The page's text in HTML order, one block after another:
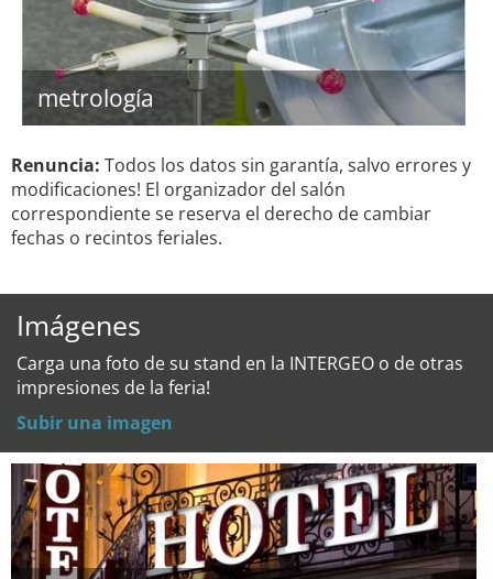
metrología
Renuncia: Todos los datos sin garantía, salvo errores y
modificaciones! El organizador del salón
correspondiente se reserva el derecho de cambiar
fechas o recintos feriales.
Imágenes
Carga una foto de su stand en la INTERGEO o de otras
impresiones de la feria!
Subir una imagen